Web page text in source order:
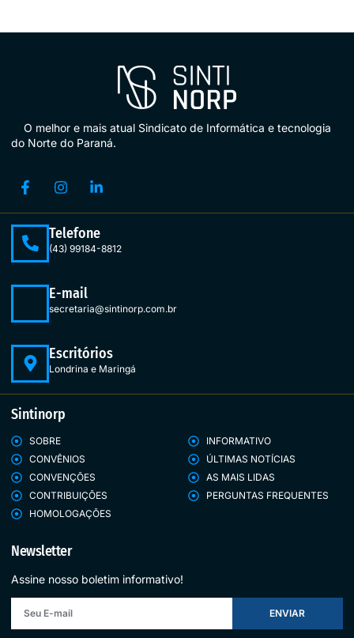
O melhor e mais atual Sindicato de Informática e tecnologia
do Norte do Paraná.
Telefone
(43) 99184-8812
E-mail
secretaria@sintinorp.com.br
Escritórios
Londrina e Maringá
Sintinorp
SOBRE
CONVÊNIOS
CONVENÇÕES
CONTRIBUIÇÕES
HOMOLOGAÇÕES
INFORMATIVO
ÚLTIMAS NOTÍCIAS
AS MAIS LIDAS
PERGUNTAS FREQUENTES
Newsletter
Assine nosso boletim informativo!
ENVIAR